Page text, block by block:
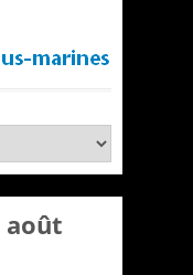
août